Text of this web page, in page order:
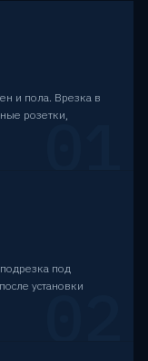
01
и пола. Врезка в
розетки,
02
под
установки